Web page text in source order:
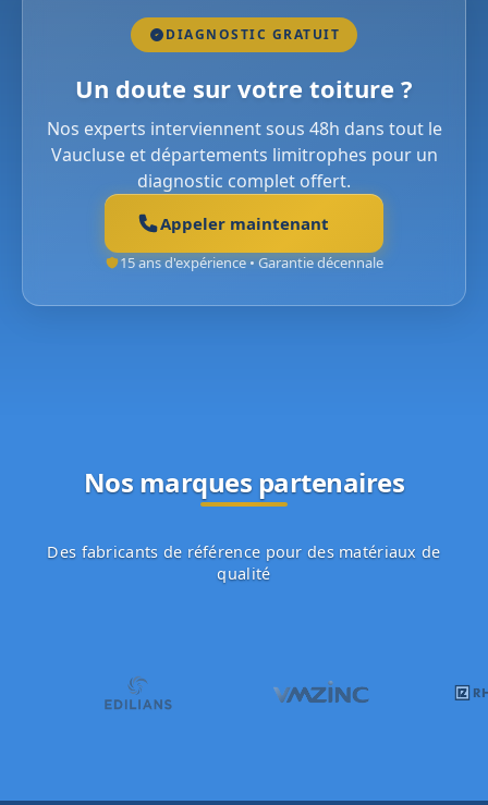
DIAGNOSTIC GRATUIT
Un doute sur votre toiture ?
Nos experts interviennent sous 48h dans tout le
Vaucluse et départements limitrophes pour un
diagnostic complet offert.
Appeler maintenant
15 ans d'expérience • Garantie décennale
Nos marques partenaires
Des fabricants de référence pour des matériaux de
qualité